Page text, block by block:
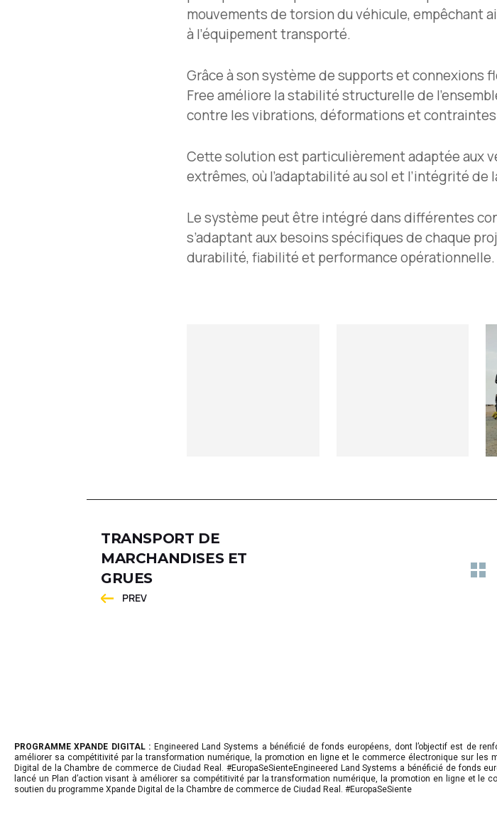
mouvements de torsion du véhicule, empêchant
à l’équipement transporté.
Grâce à son système de supports et connexions
Free améliore la stabilité structurelle de
contre les vibrations, déformations et
Cette solution est particulièrement adaptée aux
extrêmes, où l’adaptabilité au sol et l’intégrité
Le système peut être intégré dans différentes
s’adaptant aux besoins spécifiques de chaque
durabilité, fiabilité et performance opérationnelle.
TRANSPORT DE
MARCHANDISES ET
GRUES
PREV
PROGRAMME XPANDE DIGITAL : Engineered Land Systems a bénéficié de fonds européens, dont l’objectif est de
améliorer sa compétitivité par la transformation numérique, la promotion en ligne et le commerce électronique sur
Digital de la Chambre de commerce de Ciudad Real. #EuropaSeSienteEngineered Land Systems a bénéficié de
lancé un Plan d’action visant à améliorer sa compétitivité par la transformation numérique, la promotion en ligne et
soutien du programme Xpande Digital de la Chambre de commerce de Ciudad Real. #EuropaSeSiente